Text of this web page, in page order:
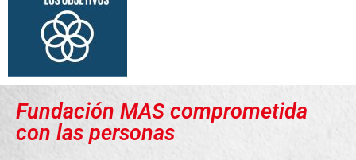
Fundación MAS comprometida
con las personas